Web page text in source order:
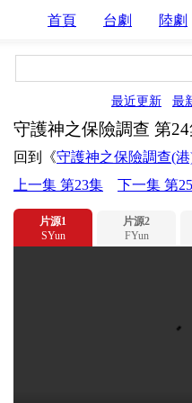
首頁 台劇 陸劇
最近更新 最
守護神之保險調查 第
回到《守護神之保險調查(
上一集 第23集
下一集 第
片源1
SYun
片源2
FYun